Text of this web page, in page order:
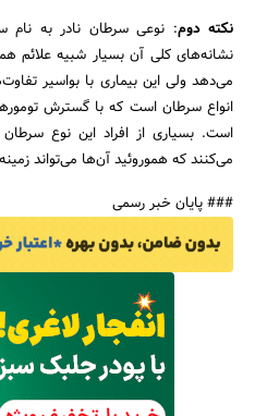
نکته دوم: نوعی سرطان نادر به نام
نشانه‌های کلی آن بسیار شبیه علائم
می‌دهد ولی این بیماری با بواسیر
انواع سرطان است که با گسترش
است. بسیاری از افراد این نوع سرطان
می‌کنند که هموروئید آن‌ها می‌تواند
### پایان خبر رسمی